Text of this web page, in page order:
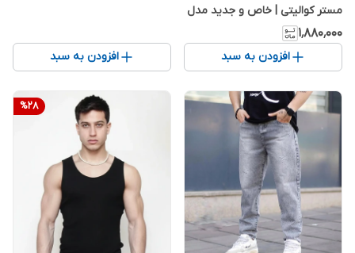
مستر کوالیتی | خاص و جدید مدل
۱۴۰۴
۱٬۸۸۰٬۰۰۰
افزودن به سبد افزودن به سبد
%28